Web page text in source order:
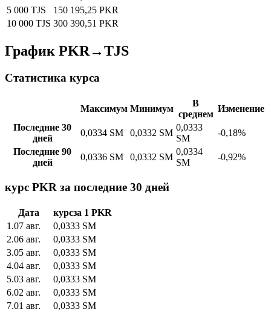
5 000 TJS
150 195,25 PKR
10 000 TJS 300 390,51 PKR
График PKR→TJS
Статистика курса
Максимум Минимум
В
среднем
Изменение
Последние 30
дней
0,0334 SM 0,0332 SM
0,0333
SM
-0,18%
Последние 90
дней
0,0336 SM 0,0332 SM
0,0334
SM
-0,92%
курс PKR за последние 30 дней
Дата курсза 1 PKR
1 .07 авг. 0,0333 SM
2.06 авг. 0,0333 SM
3.05 авг. 0,0333 SM
4.04 авг. 0,0333 SM
5.03 авг. 0,0333 SM
6.02 авг. 0,0333 SM
7.01 авг. 0,0333 SM